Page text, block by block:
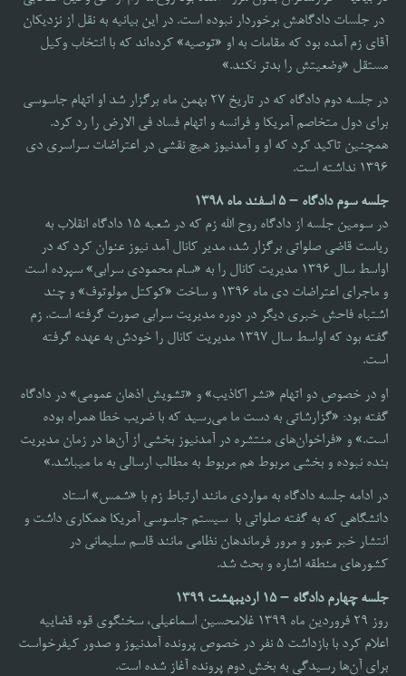
در جلسات دادگاهش برخوردار نبوده است. در این بیانیه به نقل از نزدیکان
آقای زم آمده بود که مقامات به او «توصیه» کرده‌اند که با انتخاب وکیل
مستقل «وضعیتش را بدتر نکند.»
در جلسه دوم دادگاه که در تاریخ ۲۷ بهمن ماه برگزار شد او اتهام جاسوسی
برای دول متخاصم آمریکا و فرانسه و اتهام فساد فی الارض را رد کرد.
همچنین تاکید کرد که او و آمدنیوز هیچ نقشی در اعتراضات سراسری دی
۱۳۹۶ نداشته است.
جلسه سوم دادگاه – 5 اسفند ماه 1398
در سومین جلسه از دادگاه روح الله زم که در شعبه 15 دادگاه انقلاب به
ریاست قاضی صلواتی برگزار شد، مدیر کانال آمد نیوز عنوان کرد که در
اواسط سال 1396 مدیریت کانال را به «سام محمودی سرابی» سپرده است
و ماجرای اعتراضات دی ماه 1396 و ساخت «کوکتل مولوتوف» و چند
اشتباه فاحش خبری دیگر در دوره مدیریت سرابی صورت گرفته است. زم
گفته بود که اواسط سال 1397 مدیریت کانال را خودش به عهده گرفته
است.
او در خصوص دو اتهام «نشر اکاذیب» و «تشویش اذهان عمومی» در دادگاه
گفته بود: «گزارشاتی به دست ما می‌رسید که با ضریب خطا همراه بوده
است.» و «فراخوان‌های منتشره در آمدنیوز بخشی از آن‌ها در زمان مدیریت
بنده نبوده و بخشی مربوط هم مربوط به مطالب ارسالی به ما میباشد.»
در ادامه جلسه دادگاه به مواردی مانند ارتباط زم با «شمس» استاد
دانشگاهی که به گفته صلواتی با سیستم جاسوسی آمریکا همکاری داشت و
انتشار خبر عبور و مرور فرماندهان نظامی مانند قاسم سلیمانی در
کشورهای منطقه اشاره و بحث شد.
جلسه چهارم دادگاه – 15 اردیبهشت 1399
روز 29 فروردین ماه 1399 غلامحسین اسماعیلی، سخنگوی قوه قضاییه
اعلام کرد با بازداشت 5 نفر در خصوص پرونده آمدنیوز و صدور کیفرخواست
برای آن‌ها رسیدگی به بخش دوم پرونده آغاز شده است.